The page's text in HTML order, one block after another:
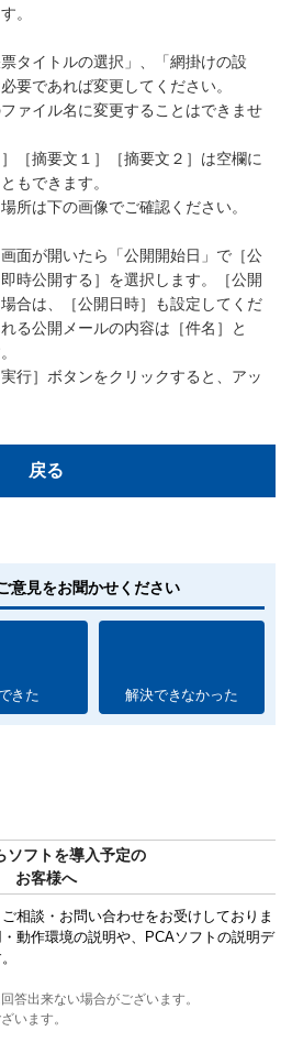
。
タイトルの選択」、「網掛けの設
要であれば変更してください。
ァイル名に変更することはできませ
［摘要文１］［摘要文２］は空欄に
もできます。
所は下の画像でご確認ください。
面が開いたら「公開開始日」で［公
時公開する］を選択します。［公開
合は、［公開日時］も設定してくだ
る公開メールの内容は［件名］と
行］ボタンをクリックすると、アッ
戻る
意見をお聞かせください
きた 解決できなかった
ソフトを導入予定の
お客様へ
相談・お問い合わせをお受けしておりま
動作環境の説明や、PCAソフトの説明デ
答出来ない場合がございます。
います。